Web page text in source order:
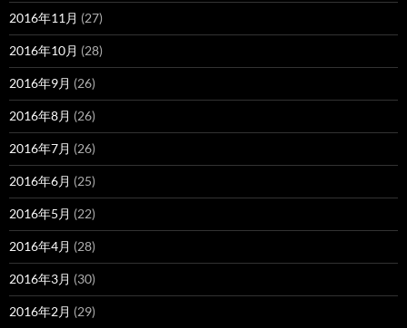
2016年11月 (27)
2016年10月 (28)
2016年9月 (26)
2016年8月 (26)
2016年7月 (26)
2016年6月 (25)
2016年5月 (22)
2016年4月 (28)
2016年3月 (30)
2016年2月 (29)